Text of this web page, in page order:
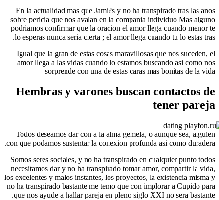
En la actualidad mas que Jami?s y no ha
sobre pericia que nos avalan en la compania
podriamos confirmar que la oracion el amor
lo esperas nunca seria cierta ; el amor llega
Igual que la gran de estas cosas maravillosas
amor llega a las vidas cuando lo estamos
sorprende con una de estas caras
Hembras y varones buscan
Todos deseamos dar con a la alma gemela, o
con que podamos sustentar la conexion profunda
Somos seres sociales, y no ha transpirado en
necesitamos dar y no ha transpirado tomar
los excelentes y malos instantes, los proyectos, la
no ha transpirado bastante me temo que con
que nos ayude a hallar pareja en pleno siglo